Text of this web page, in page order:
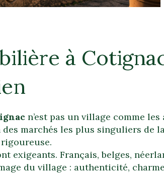
à
n’est pas un village comme
marchés les plus singuliers de
exigeants. Français, belges,
du village : authenticité,